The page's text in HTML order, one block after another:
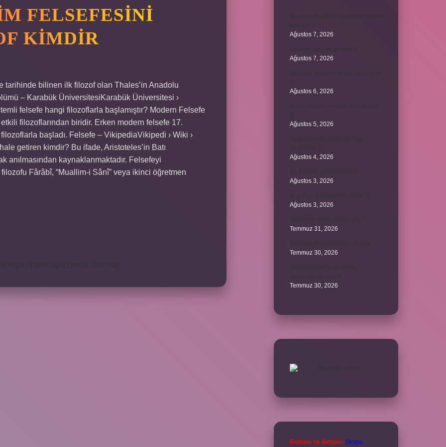
FELSEFESINI
KIMDIR
bilinen ilk filozof olan Thales’in Anadolu
– Karabük ÜniversitesiKarabük Üniversitesi ›
felsefe hangi filozoflarla başlamıştır? Modern Felsefe
filozoflarından biridir. Erken modern felsefe 17.
başladı. Felsefe – VikipediaVikipedi › Wiki ›
getiren kimdir? Bu ifade, Aristoteles’in Batı
anılmasından kaynaklanmaktadır. Felsefeyi
Fârâbî, “Muallim-i Sânî” veya ikinci öğretmen
Ağustos 7, 2026
Ağustos 7, 2026
Ağustos 6, 2026
Ağustos 5, 2026
Ağustos 4, 2026
Ağustos 3, 2026
Ağustos 3, 2026
Temmuz 31, 2026
Temmuz 30, 2026
Temmuz 30, 2026
Reklam ve İletişim: Skype: